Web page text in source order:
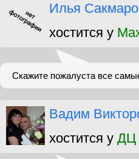
Илья
хостится у
Скажите пожалуста все
Вадим
хостится у ДЦ